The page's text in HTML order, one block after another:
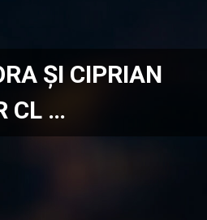
ȘI CIPRIAN
CL …